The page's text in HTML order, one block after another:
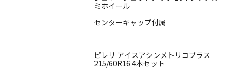
ミホイール
センターキャップ付属
ピレリ アイスアシンメトリコプラス
215/60R16 4本セット